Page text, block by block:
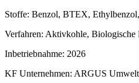
Stoffe: Benzol, BTEX,
Verfahren: Aktivkohle, Biologische
Inbetriebnahme: 2026
KF Unternehmen: ARGUS